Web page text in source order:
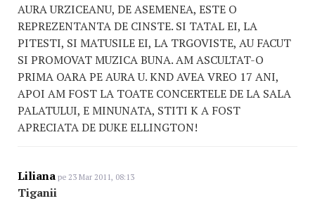
AURA URZICEANU, DE ASEMENEA, ESTE O
REPREZENTANTA DE CINSTE. SI TATAL EI, LA
PITESTI, SI MATUSILE EI, LA TRGOVISTE, AU FACUT
SI PROMOVAT MUZICA BUNA. AM ASCULTAT-O
PRIMA OARA PE AURA U. KND AVEA VREO 17 ANI,
APOI AM FOST LA TOATE CONCERTELE DE LA SALA
PALATULUI, E MINUNATA, STITI K A FOST
APRECIATA DE DUKE ELLINGTON!
Liliana pe 23 Mar 2011, 08:13
Tiganii